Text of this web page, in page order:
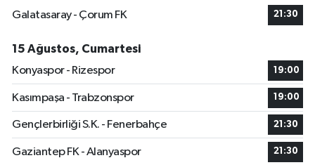
Galatasaray - Çorum FK
21:30
15 Ağustos, Cumartesi
Konyaspor - Rizespor
19:00
Kasımpaşa - Trabzonspor 19:00
Gençlerbirliği S.K. - Fenerbahçe 21:30
Gaziantep FK - Alanyaspor 21:30